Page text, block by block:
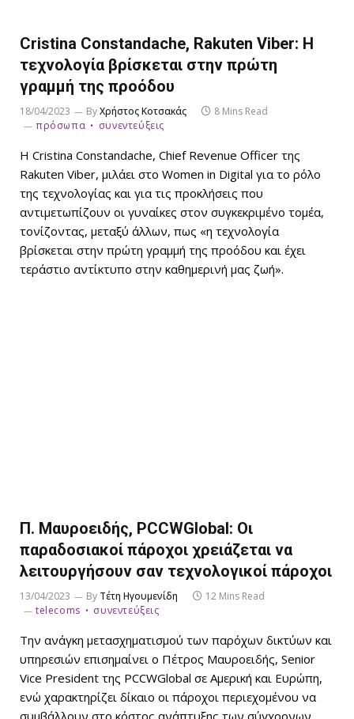
Cristina Constandache, Rakuten Viber: Η
τεχνολογία βρίσκεται στην πρώτη
γραμμή της προόδου
18/04/2023 ByΧρήστος Κοτσακάς
8 Mins Read
πρόσωπα
συνεντεύξεις
Η Cristina Constandache, Chief Revenue Officer της
Rakuten Viber, μιλάει στο Women in Digital για το ρόλο
της τεχνολογίας και για τις προκλήσεις που
αντιμετωπίζουν οι γυναίκες στον συγκεκριμένο τομέα,
τονίζοντας, μεταξύ άλλων, πως «η τεχνολογία
βρίσκεται στην πρώτη γραμμή της προόδου και έχει
τεράστιο αντίκτυπο στην καθημερινή μας ζωή».
Π. Μαυροειδής, PCCWGlobal: Οι
παραδοσιακοί πάροχοι χρειάζεται να
λειτουργήσουν σαν τεχνολογικοί πάροχοι
13/04/2023 By Τέτη Ηγουμενίδη
12 Mins Read
telecoms
συνεντεύξεις
Την ανάγκη μετασχηματισμού των παρόχων δικτύων και
υπηρεσιών επισημαίνει ο Πέτρος Μαυροειδής, Senior
Vice President της PCCWGlobal σε Αμερική και Ευρώπη,
ενώ χαρακτηρίζει δίκαιο οι πάροχοι περιεχομένου να
συμβάλλουν στο κόστος ανάπτυξης των σύγχρονων